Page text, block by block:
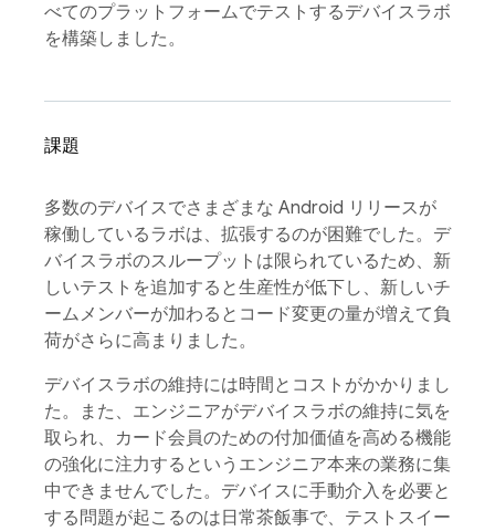
べてのプラットフォームでテストするデバイスラボ
を構築しました。
課題
多数のデバイスでさまざまな Android リリースが
稼働しているラボは、拡張するのが困難でした。デ
バイスラボのスループットは限られているため、新
しいテストを追加すると生産性が低下し、新しいチ
ームメンバーが加わるとコード変更の量が増えて負
荷がさらに高まりました。
デバイスラボの維持には時間とコストがかかりまし
た。また、エンジニアがデバイスラボの維持に気を
取られ、カード会員のための付加価値を高める機能
の強化に注力するというエンジニア本来の業務に集
中できませんでした。デバイスに手動介入を必要と
する問題が起こるのは日常茶飯事で、テストスイー